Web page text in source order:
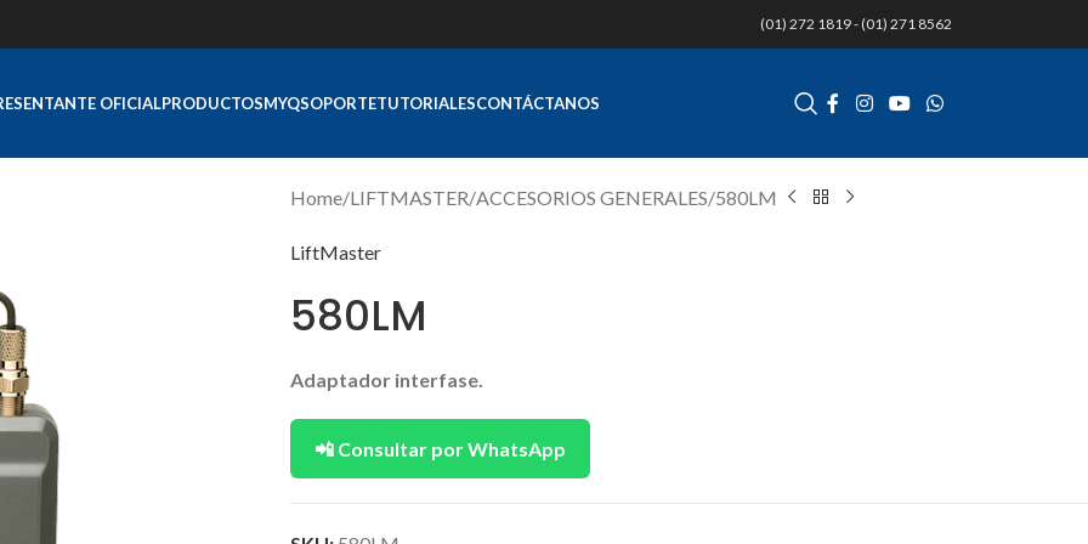
(01) 272 1819 - (01) 271 8562
OFICIALPRODUCTOSMYQSOPORTETUTORIALESCONTÁCTANOS
Home LIFTMASTER ACCESORIOS GENERALES 580LM
LiftMaster
580LM
Adaptador interfase.
📲 Consultar por WhatsApp